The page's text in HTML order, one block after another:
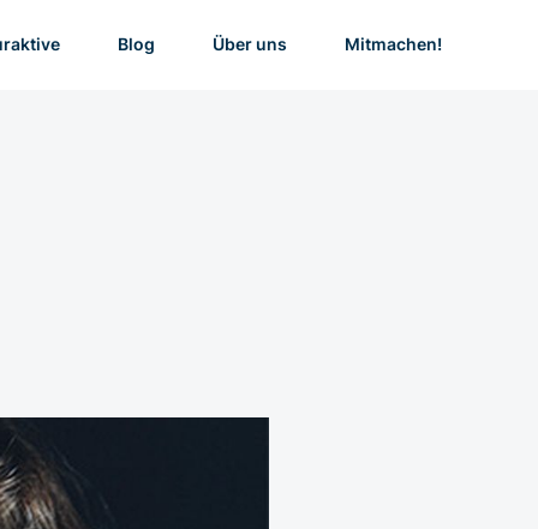
Blog Über uns Mitmachen!